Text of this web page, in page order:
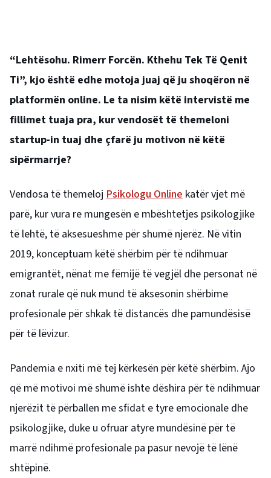
“Lehtësohu. Rimerr Forcën. Kthehu Tek Të Qenit
Ti”, kjo është edhe motoja juaj që ju shoqëron në
platformën online. Le ta nisim këtë intervistë me
fillimet tuaja pra, kur vendosët të themeloni
startup-in tuaj dhe çfarë ju motivon në këtë
sipërmarrje?
Vendosa të themeloj Psikologu Online katër vjet më
parë, kur vura re mungesën e mbështetjes psikologjike
të lehtë, të aksesueshme për shumë njerëz. Në vitin
2019, konceptuam këtë shërbim për të ndihmuar
emigrantët, nënat me fëmijë të vegjël dhe personat në
zonat rurale që nuk mund të aksesonin shërbime
profesionale për shkak të distancës dhe pamundësisë
për të lëvizur.
Pandemia e nxiti më tej kërkesën për këtë shërbim. Ajo
që më motivoi më shumë ishte dëshira për të ndihmuar
njerëzit të përballen me sfidat e tyre emocionale dhe
psikologjike, duke u ofruar atyre mundësinë për të
marrë ndihmë profesionale pa pasur nevojë të lënë
shtëpinë.